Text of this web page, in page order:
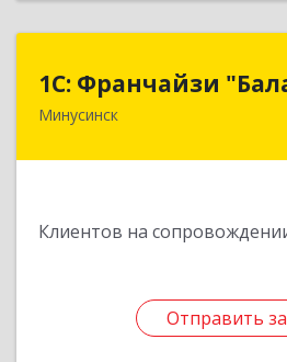
1С: Франчайзи
Минусинск
Клиентов на
Отправить
1С:
662610,
Отправить